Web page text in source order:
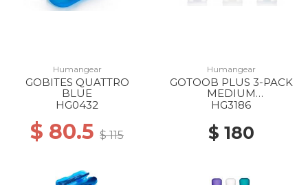
Humangear
GOBITES QUATTRO
BLUE
HG0432
$ 80.5 $ 115
Humangear
GOTOOB PLUS 3-PACK
MEDIUM
CLEAR/PURPLE/TEAL
HG3186
$ 180